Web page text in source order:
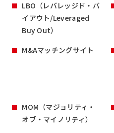
LBO（レバレッジド・バ
イアウト/Leveraged
Buy Out）
M&Aマッチングサイト
MOM（マジョリティ・
オブ・マイノリティ）